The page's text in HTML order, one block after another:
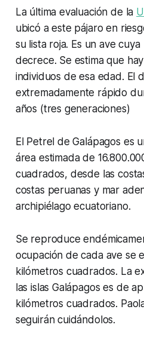
La última evaluación de la
ubicó a este pájaro en
su lista roja. Es un ave
decrece. Se estima que
individuos de esa edad. El
extremadamente rápido
años (tres generaciones)
El Petrel de Galápagos es
área estimada de
cuadrados, desde las
costas peruanas y mar
archipiélago ecuatoriano.
Se reproduce
ocupación de cada ave se
kilómetros cuadrados. La
las islas Galápagos es de
kilómetros cuadrados.
seguirán cuidándolos.